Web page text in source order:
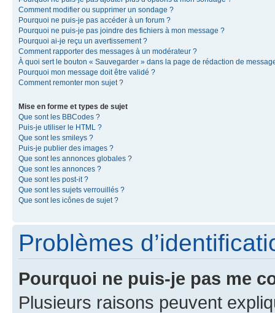
Comment modifier ou supprimer un sondage ?
Pourquoi ne puis-je pas accéder à un forum ?
Pourquoi ne puis-je pas joindre des fichiers à mon message ?
Pourquoi ai-je reçu un avertissement ?
Comment rapporter des messages à un modérateur ?
À quoi sert le bouton « Sauvegarder » dans la page de rédaction de
Pourquoi mon message doit être validé ?
Comment remonter mon sujet ?
Mise en forme et types de sujet
Que sont les BBCodes ?
Puis-je utiliser le HTML ?
Que sont les smileys ?
Puis-je publier des images ?
Que sont les annonces globales ?
Que sont les annonces ?
Que sont les post-it ?
Que sont les sujets verrouillés ?
Que sont les icônes de sujet ?
Problèmes
Pourquoi ne puis-je pas me
Plusieurs raisons peuvent